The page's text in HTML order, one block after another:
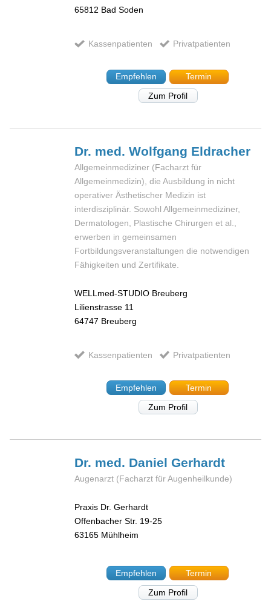
65812 Bad Soden
Kassenpatienten Privatpatienten
Empfehlen
Termin
Zum Profil
Dr. med. Wolfgang Eldracher
Allgemeinmediziner (Facharzt für
Allgemeinmedizin), die Ausbildung in nicht
operativer Ästhetischer Medizin ist
interdisziplinär. Sowohl Allgemeinmediziner,
Dermatologen, Plastische Chirurgen et al.,
erwerben in gemeinsamen
Fortbildungsveranstaltungen die notwendigen
Fähigkeiten und Zertifikate.
WELLmed-STUDIO Breuberg
Lilienstrasse 11
64747 Breuberg
Kassenpatienten Privatpatienten
Empfehlen
Termin
Zum Profil
Dr. med. DanielGerhardt
Augenarzt (Facharzt für Augenheilkunde)
Praxis Dr. Gerhardt
Offenbacher Str. 19-25
63165 Mühlheim
Empfehlen
Termin
Zum Profil